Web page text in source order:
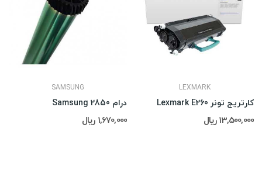
SAMSUNG
درام Samsung 2850
1,670,000 ریال
LEXMARK
کارتریج تونر Lexmark E260
13,500,000 ریال